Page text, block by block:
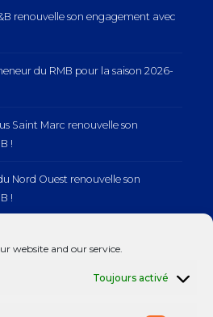
website and our service.
Toujours activé
renouvelle son engagement avec
du RMB pour la saison 2026-
Saint Marc renouvelle son
!
Nord Ouest renouvelle son
!
!